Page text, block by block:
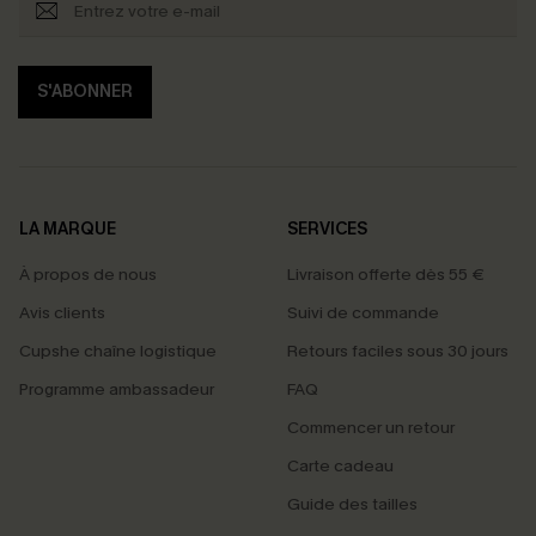
S'ABONNER
LA MARQUE
À propos de nous
Avis clients
Cupshe chaîne logistique
Programme ambassadeur
SERVICES
Livraison offerte dès 55 €
Suivi de commande
Retours faciles sous 30 jours
FAQ
Commencer un retour
Carte cadeau
Guide des tailles